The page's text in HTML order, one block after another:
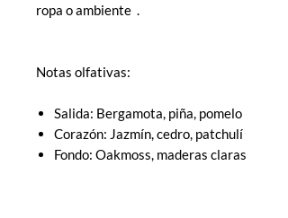
ropa o ambiente .
Notas olfativas:
Salida: Bergamota, piña, pomelo
Corazón: Jazmín, cedro, patchulí
Fondo: Oakmoss, maderas claras